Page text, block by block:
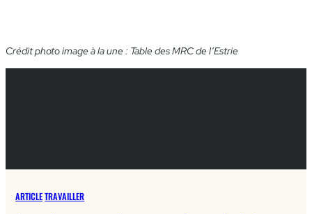
Crédit photo image à la une : Table des MRC de l’Estrie
ARTICLETRAVAILLER